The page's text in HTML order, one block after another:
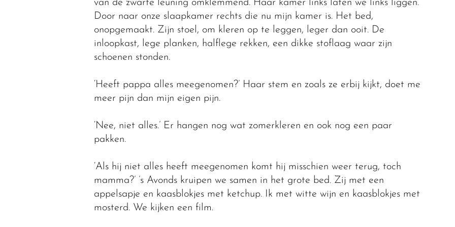
van de zwarte leuning omklemmend. Haar kamer links laten we links liggen.
Door naar onze slaapkamer rechts die nu mijn kamer is. Het bed,
onopgemaakt. Zijn stoel, om kleren op te leggen, leger dan ooit. De
inloopkast, lege planken, halflege rekken, een dikke stoflaag waar zijn
schoenen stonden.
‘Heeft pappa alles meegenomen?’ Haar stem en zoals ze erbij kijkt, doet me
meer pijn dan mijn eigen pijn.
‘Nee, niet alles.’ Er hangen nog wat zomerkleren en ook nog een paar
pakken.
‘Als hij niet alles heeft meegenomen komt hij misschien weer terug, toch
mamma?’ ’s Avonds kruipen we samen in het grote bed. Zij met een
appelsapje en kaasblokjes met ketchup. Ik met witte wijn en kaasblokjes met
mosterd. We kijken een film.